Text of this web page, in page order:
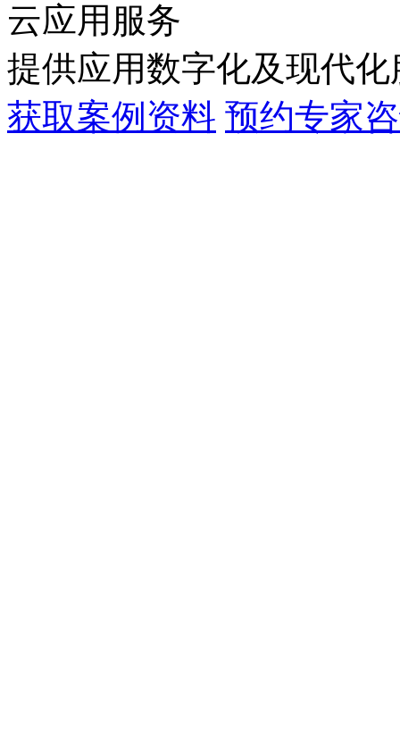
云应用服务
提供应用数字化及现代化
获取案例资料 预约专家